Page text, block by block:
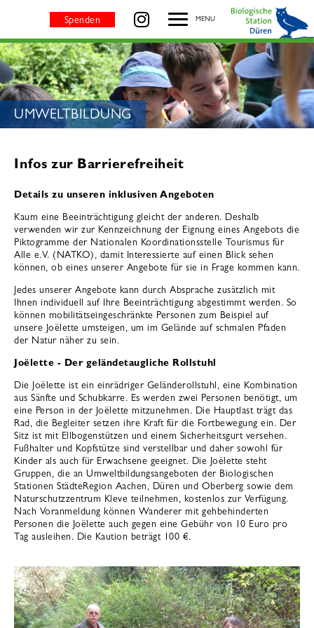
MENU
Spenden besuchen Sie uns
SEITENTITEL:
UMWELTBILDUNG
Infos zur Barrierefreiheit
Details zu unseren inklusiven Angeboten
Kaum eine Beeinträchtigung gleicht der anderen. Deshalb
verwenden wir zur Kennzeichnung der Eignung eines Angebots die
Piktogramme der Nationalen Koordinationsstelle Tourismus für
Alle e.V. (NATKO), damit Interessierte auf einen Blick sehen
können, ob eines unserer Angebote für sie in Frage kommen kann.
Jedes unserer Angebote kann durch Absprache zusätzlich mit
Ihnen individuell auf Ihre Beeinträchtigung abgestimmt werden. So
können mobilitätseingeschränkte Personen zum Beispiel auf
unsere Joëlette umsteigen, um im Gelände auf schmalen Pfaden
der Natur näher zu sein.
Joëlette - Der geländetaugliche Rollstuhl
Die Joëlette ist ein einrädriger Geländerollstuhl, eine Kombination
aus Sänfte und Schubkarre. Es werden zwei Personen benötigt, um
eine Person in der Joëlette mitzunehmen. Die Hauptlast trägt das
Rad, die Begleiter setzen ihre Kraft für die Fortbewegung ein. Der
Sitz ist mit Ellbogenstützen und einem Sicherheitsgurt versehen.
Fußhalter und Kopfstütze sind verstellbar und daher sowohl für
Kinder als auch für Erwachsene geeignet. Die Joëlette steht
Gruppen, die an Umweltbildungsangeboten der Biologischen
Stationen StädteRegion Aachen, Düren und Oberberg sowie dem
Naturschutzzentrum Kleve teilnehmen, kostenlos zur Verfügung.
Nach Voranmeldung können Wanderer mit gehbehinderten
Personen die Joëlette auch gegen eine Gebühr von 10 Euro pro
Tag ausleihen. Die Kaution beträgt 100 €.